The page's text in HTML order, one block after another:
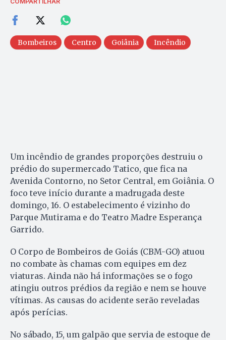
Bombeiros Centro Goiânia Incêndio
Um incêndio de grandes proporções destruiu o
prédio do supermercado Tatico, que fica na
Avenida Contorno, no Setor Central, em Goiânia. O
foco teve início durante a madrugada deste
domingo, 16. O estabelecimento é vizinho do
Parque Mutirama e do Teatro Madre Esperança
Garrido.
O Corpo de Bombeiros de Goiás (CBM-GO) atuou
no combate às chamas com equipes em dez
viaturas. Ainda não há informações se o fogo
atingiu outros prédios da região e nem se houve
vítimas. As causas do acidente serão reveladas
após perícias.
No sábado, 15, um galpão que servia de estoque de